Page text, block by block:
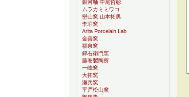
銀河釉 中尾哲彰
ムラカミミワコ
巒山窯 山本拓男
李荘窯
Arita Porcelain Lab
金善窯
福泉窯
錦右衛門窯
藤巻製陶所
一峰窯
大拓窯
瀬兵窯
平戸松山窯